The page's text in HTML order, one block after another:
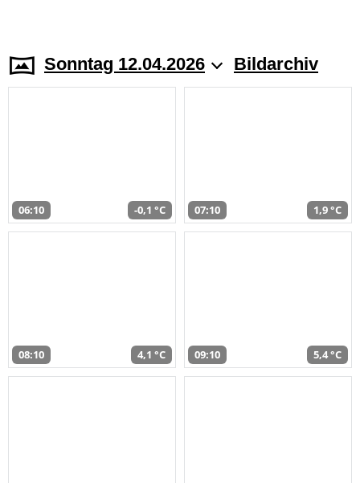
Sonntag 12.04.2026 Bildarchiv
06:10 -0,1 °C 07:10 1,9 °C
08:10 4,1 °C 09:10 5,4 °C